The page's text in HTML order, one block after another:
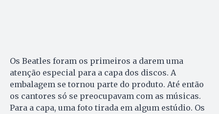
Os Beatles foram os primeiros a darem uma
atenção especial para a capa dos discos. A
embalagem se tornou parte do produto. Até então
os cantores só se preocupavam com as músicas.
Para a capa, uma foto tirada em algum estúdio. Os